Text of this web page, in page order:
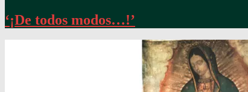
‘¡De todos modos…!’